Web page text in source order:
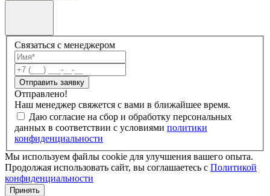
Связаться с менеджером
Отправить заявку
Отправлено!
Наш менеджер свяжется с вами в ближайшее время.
Даю согласие на сбор и обработку персональных
данных в соответствии с условиями политики
конфиденциальности
Мы используем файлы cookie для улучшения вашего опыта.
Продолжая использовать сайт, вы соглашаетесь с Политикой
конфиденциальности
Принять